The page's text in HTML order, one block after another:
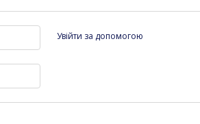
Увійти за допомогою